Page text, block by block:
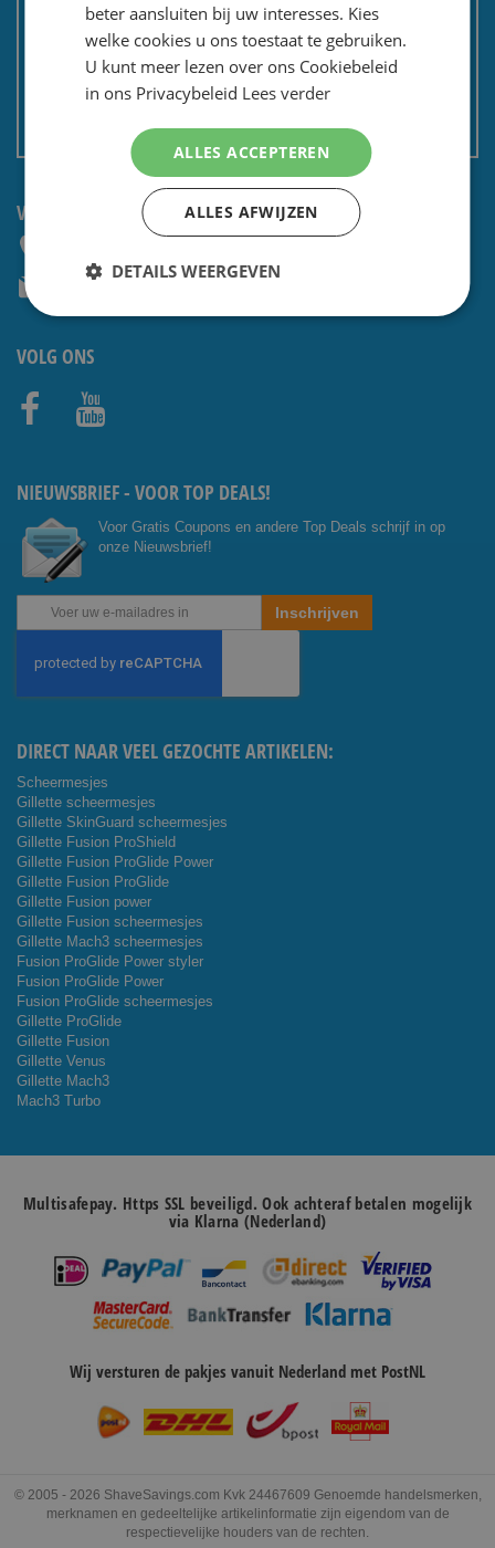
Nieuwsbrief
Privacy en security
Algemene voorwaarden
Non EU: Belasting / douane
VRAGEN? NEEM CONTACT OP:
service@shavesavings.com
VOLG ONS
NIEUWSBRIEF - VOOR TOP DEALS!
Voor Gratis Coupons en andere Top Deals schrijf in op
onze Nieuwsbrief!
Abonneer
onze
Inschrijven
DIRECT NAAR VEEL GEZOCHTE ARTIKELEN:
Scheermesjes
Gillette scheermesjes
Gillette SkinGuard scheermesjes
Gillette Fusion ProShield
Gillette Fusion ProGlide Power
Gillette Fusion ProGlide
Gillette Fusion power
Gillette Fusion scheermesjes
Gillette Mach3 scheermesjes
Fusion ProGlide Power styler
Fusion ProGlide Power
Fusion ProGlide scheermesjes
Gillette ProGlide
Gillette Fusion
Gillette Venus
Gillette Mach3
Mach3 Turbo
Multisafepay. Https SSL beveiligd. Ook achteraf betalen mogelijk
via Klarna (Nederland)
Wij versturen de pakjes vanuit Nederland met PostNL
© 2005 - 2026 ShaveSavings.com Kvk 24467609 Genoemde handelsmerken,
merknamen en gedeeltelijke artikelinformatie zijn eigendom van de
respectievelijke houders van de rechten.
beter aansluiten bij uw interesses. Kies
welke cookies u ons toestaat te gebruiken.
U kunt meer lezen over ons Cookiebeleid
in ons Privacybeleid Lees verder
ALLES ACCEPTEREN
ALLES AFWIJZEN
DETAILS WEERGEVEN